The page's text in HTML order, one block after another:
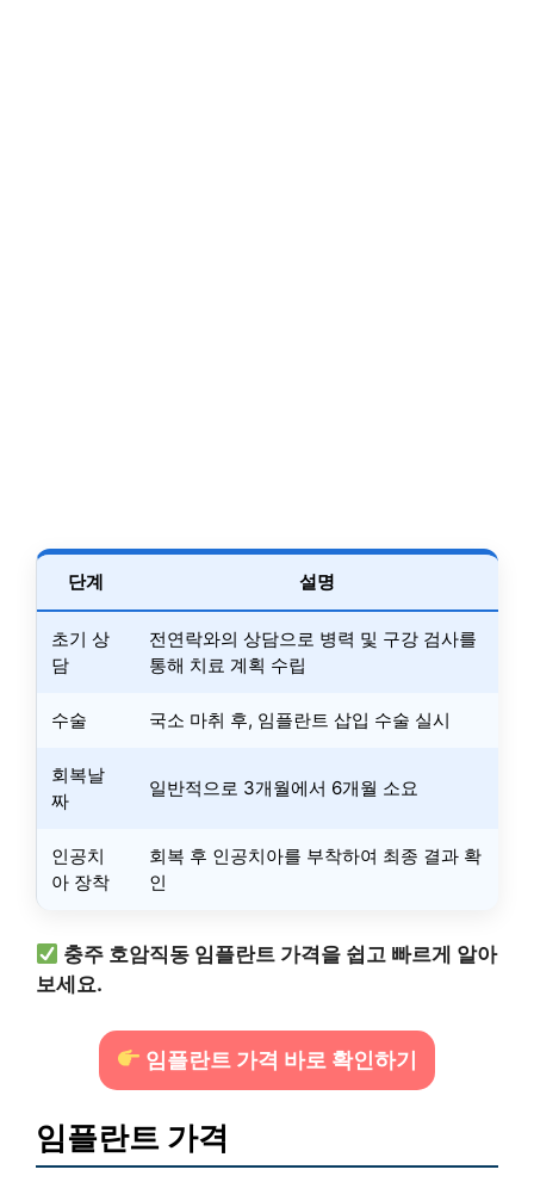
단계 설명
초기 상
담
전연락와의 상담으로 병력 및 구강 검사를
통해 치료 계획 수립
수술 국소 마취 후, 임플란트 삽입 수술 실시
회복날
짜
일반적으로 3개월에서 6개월 소요
인공치
아 장착
회복 후 인공치아를 부착하여 최종 결과 확
인
충주 호암직동 임플란트 가격을 쉽고 빠르게 알아
보세요.
임플란트 가격 바로 확인하기
임플란트 가격